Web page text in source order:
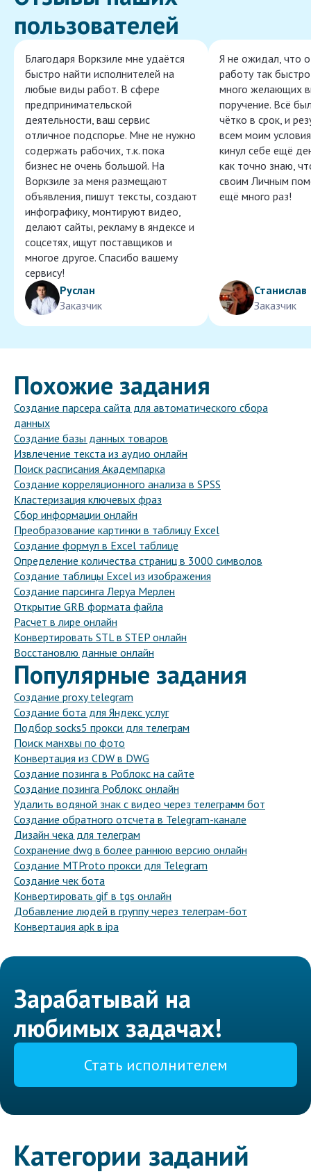
пользователей
Благодаря Воркзиле мне удаётся
быстро найти исполнителей на
любые виды работ. В сфере
предпринимательской
деятельности, ваш сервис
отличное подспорье. Мне не нужно
содержать рабочих, т.к. пока
бизнес не очень большой. На
Воркзиле за меня размещают
объявления, пишут тексты, создают
инфографику, монтируют видео,
делают сайты, рекламу в яндексе и
соцсетях, ищут поставщиков и
многое другое. Спасибо вашему
сервису!
Руслан
Заказчик
Я не ожидал, что
работу так
много желающих
поручение. Всё
чётко в срок, и
всем моим
кинул себе ещё
как точно знаю,
своим Личным
ещё много раз!
Станислав
Заказчик
Похожие задания
Создание парсера сайта для автоматического сбора
данных
Создание базы данных товаров
Извлечение текста из аудио онлайн
Поиск расписания Академпарка
Создание корреляционного анализа в SPSS
Кластеризация ключевых фраз
Сбор информации онлайн
Преобразование картинки в таблицу Excel
Создание формул в Excel таблице
Определение количества страниц в 3000 символов
Создание таблицы Excel из изображения
Создание парсинга Леруа Мерлен
Открытие GRB формата файла
Расчет в лире онлайн
Конвертировать STL в STEP онлайн
Восстановлю данные онлайн
Популярные задания
Создание proxy telegram
Создание бота для Яндекс услуг
Подбор socks5 прокси для телеграм
Поиск манхвы по фото
Конвертация из CDW в DWG
Создание позинга в Роблокс на сайте
Создание позинга Роблокс онлайн
Удалить водяной знак с видео через телеграмм бот
Создание обратного отсчета в Telegram-канале
Дизайн чека для телеграм
Сохранение dwg в более раннюю версию онлайн
Создание MTProto прокси для Telegram
Создание чек бота
Конвертировать gif в tgs онлайн
Добавление людей в группу через телеграм-бот
Конвертация apk в ipa
Зарабатывай на
любимых задачах!
Стать исполнителем
Категории заданий